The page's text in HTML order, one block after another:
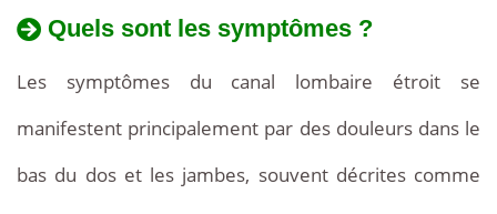
Quels sont les symptômes ?
Les symptômes du canal lombaire étroit se
manifestent principalement par des douleurs dans le
bas du dos et les jambes, souvent décrites comme